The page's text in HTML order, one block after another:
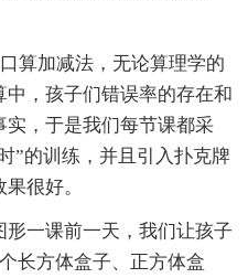
算加减法，无论算理学的
，孩子们错误率的存在和
，于是我们每节课都采
”的训练，并且引入扑克牌
很好。
形一课前一天，我们让孩子
长方体盒子、正方体盒